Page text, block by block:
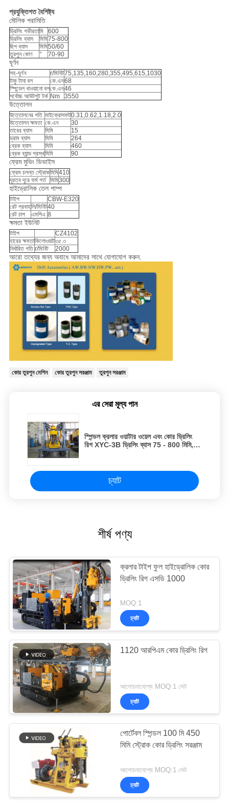
প্রযুক্তিগত বৈশিষ্ট্য
মৌলিক পরামিতি
ড্রিলিং গভীরতামি
600
ড্রিলিং ব্যাস
মিমি75-800
ছিপ ব্যাস
মিমি50/60
তুরপুন কোণ
° 70-90
ঘূর্ণন
সহ-ঘূর্ণন r/মিনিট75,135,160,280,355,495,615,1030
টাকু টানা বল
কে.এন68
স্পিন্ডেল খাওয়ানো বলকে.এন46
সর্বোচ্চ আউটপুট টর্ক Nm 3550
উত্তোলন
উত্তোলনের গতি মাইক্রোসফট0.31,0.62,1.18,2.0
উত্তোলন ক্ষমতা কে.এন
30
তারের ব্যাস
মিমি
15
ড্রাম ব্যাস
মিমি
264
ব্রেক ব্যাস
মিমি
460
ব্রেক ব্যান্ড প্রস্থমিমি 90
ফ্রেম মুভিং ডিভাইস
ফ্রেম চলন্ত স্ট্রোকমিমি410
দূরত্ব দূরে ফর্ম গর্ত মিমি300
হাইড্রোলিক তেল পাম্প
টাইপ
CBW-E320
রেট প্রবাহলি/মিনিট40
রেট চাপ
এমপিএ 8
ক্ষমতা ইউনিট
টাইপ
CZ4102
হারের ক্ষমতাকিলোওয়াট৩৫.৩
নির্ধারিত গতি r/মিনিট 2000
আরো তথ্যের জন্য অবাধে আমাদের সাথে যোগাযোগ করুন.
কোর তুরপুন মেশিন কোর তুরপুন সরঞ্জাম তুরপুন সরঞ্জাম
এর সেরা মূল্য পান
স্পিন্ডল ক্রলার ওয়াটার ওয়েল এবং কোর ড্রিলিং
রিগ XYC-3B ড্রিলিং ব্যাস 75 - 800 মিমি,
চ্যাট
শীর্ষ পণ্য
ক্রলার টাইপ ফুল হাইড্রোলিক কোর
ড্রিলিং রিগ এসডি 1000
MOQ:1
চ্যাট
1120 আরপিএম কোর ড্রিলিং রিগ
আলোচনাযোগ্য MOQ:1 সেট
চ্যাট
পোর্টেবল স্পিন্ডল 100 মি 450
মিমি স্ট্রোক কোর ড্রিলিং সরঞ্জাম
আলোচনাযোগ্য MOQ:1 সেট
চ্যাট